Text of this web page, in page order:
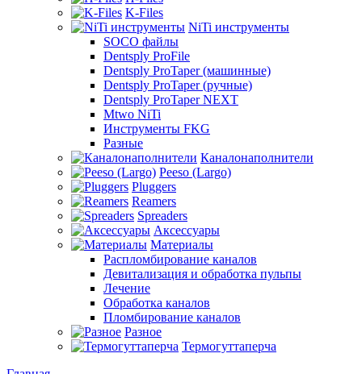
K-Files
NiTi инструменты
SOCO файлы
Dentsply ProFile
Dentsply ProTaper (машинные)
Dentsply ProTaper (ручные)
Dentsply ProTaper NEXT
Mtwo NiTi
Инструменты FKG
Разные
Каналонаполнители
Peeso (Largo)
Pluggers
Reamers
Spreaders
Аксессуары
Материалы
Распломбирование каналов
Девитализация и обработка пульпы
Лечение
Обработка каналов
Пломбирование каналов
Разное
Термогуттаперча